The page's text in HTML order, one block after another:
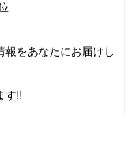
報をあなたにお届けし
す!!